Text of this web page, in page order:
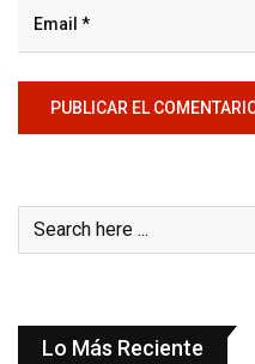
Lo Más Reciente